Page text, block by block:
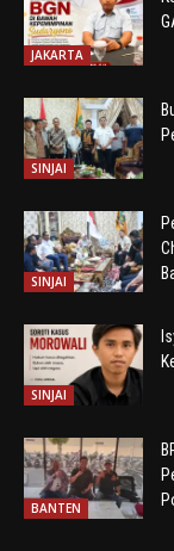
JAKARTA
SINJAI
SINJAI
SINJAI
BANTEN